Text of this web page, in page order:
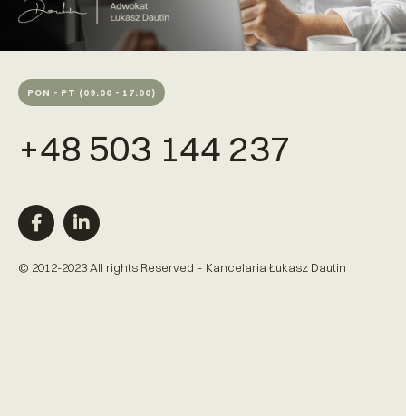
PON - PT (09:00 - 17:00)
+48 503 144 237
© 2012-2023 All rights Reserved – Kancelaria Łukasz Dautin